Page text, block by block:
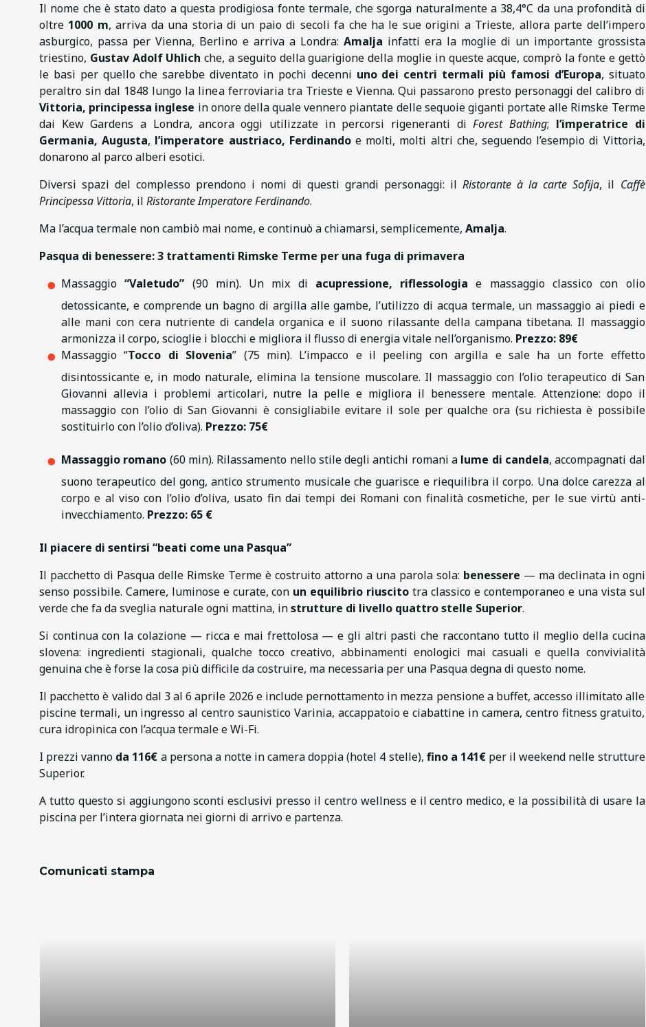
Il nome che è stato dato a questa prodigiosa fonte termale, che sgorga naturalmente a 38,4°C da una profondità di
oltre 1000 m, arriva da una storia di un paio di secoli fa che ha le sue origini a Trieste, allora parte dell’impero
asburgico, passa per Vienna, Berlino e arriva a Londra:Amalja infatti era la moglie di un importante grossista
triestino, Gustav Adolf Uhlich che, a seguito della guarigione della moglie in queste acque, comprò la fonte e gettò
le basi per quello che sarebbe diventato in pochi decenni uno dei centri termali più famosi d’Europa, situato
peraltro sin dal 1848 lungo la linea ferroviaria tra Trieste e Vienna. Qui passarono presto personaggi del calibro di
Vittoria, principessa inglese in onore della quale vennero piantate delle sequoie giganti portate alle Rimske Terme
dai Kew Gardens a Londra, ancora oggi utilizzate in percorsi rigeneranti diForest Bathing; l’imperatrice di
Germania, Augusta, l’imperatore austriaco, Ferdinandoe molti, molti altri che, seguendo l’esempio di Vittoria,
donarono al parco alberi esotici.
Diversi spazi del complesso prendono i nomi di questi grandi personaggi: ilRistorante à la carte Sofija, il Caffè
Principessa Vittoria, il Ristorante Imperatore Ferdinando.
Ma l’acqua termale non cambiò mai nome, e continuò a chiamarsi, semplicemente, Amalja.
Pasqua di benessere: 3 trattamenti Rimske Terme per una fuga di primavera
Massaggio “Valetudo” (90 min). Un mix di acupressione, riflessologia e massaggio classico con olio
detossicante, e comprende un bagno di argilla alle gambe, l’utilizzo di acqua termale, un massaggio ai piedi e
alle mani con cera nutriente di candela organica e il suono rilassante della campana tibetana. Il massaggio
armonizza il corpo, scioglie i blocchi e migliora il flusso di energia vitale nell’organismo. Prezzo: 89€
Massaggio “Tocco di Slovenia” (75 min). L’impacco e il peeling con argilla e sale ha un forte effetto
disintossicante e, in modo naturale, elimina la tensione muscolare. Il massaggio con l’olio terapeutico di San
Giovanni allevia i problemi articolari, nutre la pelle e migliora il benessere mentale. Attenzione: dopo il
massaggio con l’olio di San Giovanni è consigliabile evitare il sole per qualche ora (su richiesta è possibile
sostituirlo con l’olio d’oliva). Prezzo: 75€
Massaggio romano (60 min). Rilassamento nello stile degli antichi romani a lume di candela, accompagnati dal
suono terapeutico del gong, antico strumento musicale che guarisce e riequilibra il corpo. Una dolce carezza al
corpo e al viso con l’olio d’oliva, usato fin dai tempi dei Romani con finalità cosmetiche, per le sue virtù anti-
invecchiamento. Prezzo: 65 €
Il piacere di sentirsi “beati come una Pasqua”
Il pacchetto di Pasqua delle Rimske Terme è costruito attorno a una parola sola: benessere — ma declinata in ogni
senso possibile. Camere, luminose e curate, con un equilibrio riuscito tra classico e contemporaneo e una vista sul
verde che fa da sveglia naturale ogni mattina, instrutture di livello quattro stelle Superior.
Si continua con la colazione — ricca e mai frettolosa — e gli altri pasti che raccontano tutto il meglio della cucina
slovena: ingredienti stagionali, qualche tocco creativo, abbinamenti enologici mai casuali e quella convivialità
genuina che è forse la cosa più difficile da costruire, ma necessaria per una Pasqua degna di questo nome.
Il pacchetto è valido dal 3 al 6 aprile 2026 e include pernottamento in mezza pensione a buffet, accesso illimitato alle
piscine termali, un ingresso al centro saunistico Varinia, accappatoio e ciabattine in camera, centro fitness gratuito,
cura idropinica con l’acqua termale e Wi-Fi.
I prezzi vanno da 116€ a persona a notte in camera doppia (hotel 4 stelle), fino a 141€per il weekend nelle strutture
Superior.
A tutto questo si aggiungono sconti esclusivi presso il centro wellness e il centro medico, e la possibilità di usare la
piscina per l’intera giornata nei giorni di arrivo e partenza.
Comunicati stampa